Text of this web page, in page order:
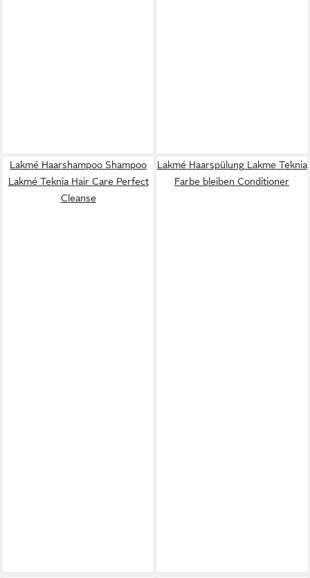
Lakmé Haarshampoo Shampoo
Lakmé Teknia Hair Care Perfect
Cleanse
Lakmé Haarspülung Lakme Teknia
Farbe bleiben Conditioner